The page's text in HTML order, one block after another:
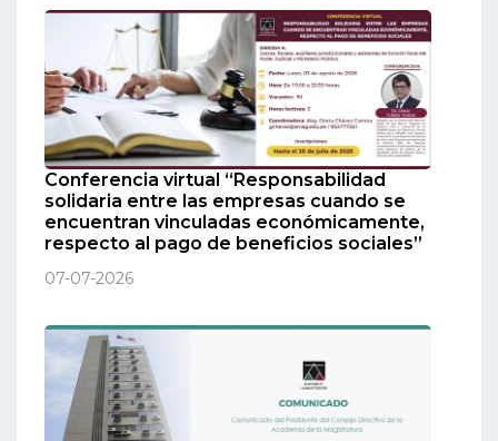
Conferencia virtual “Responsabilidad
solidaria entre las empresas cuando se
encuentran vinculadas económicamente,
respecto al pago de beneficios sociales”
07-07-2026